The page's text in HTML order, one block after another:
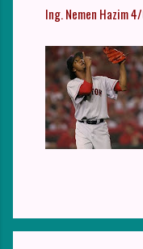
Ing. Nemen Hazim